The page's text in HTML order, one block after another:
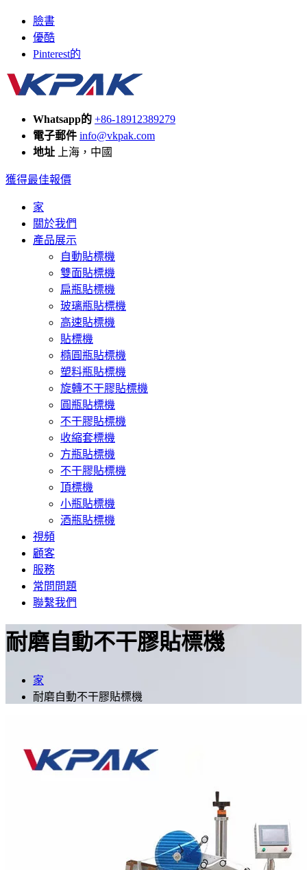
臉書
優酷
Pinterest的
Whatsapp的 +86-18912389279
電子郵件 info@vkpak.com
地址 上海，中國
獲得最佳報價
家
關於我們
產品展示
自動貼標機
雙面貼標機
扁瓶貼標機
玻璃瓶貼標機
高速貼標機
貼標機
橢圓瓶貼標機
塑料瓶貼標機
旋轉不干膠貼標機
圓瓶貼標機
不干膠貼標機
收縮套標機
方瓶貼標機
不干膠貼標機
頂標機
小瓶貼標機
酒瓶貼標機
視頻
顧客
服務
常問問題
聯繫我們
耐磨自動不干膠貼標機
家
耐磨自動不干膠貼標機